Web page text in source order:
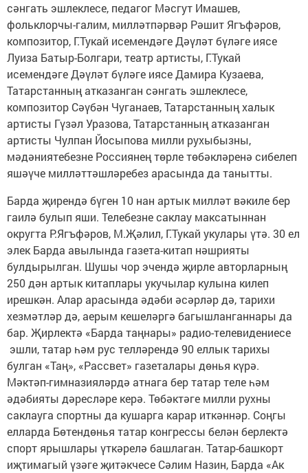
сәнгать эшлеклесе, педагог Мәсгут Имашев,
фольклорчы-галим, милләтпәрвәр Рәшит Ягъфәров,
композитор, Г.Тукай исемендәге Дәүләт бүләге иясе
Луиза Батыр-Болгари, театр артисты, Г.Тукай
исемендәге Дәүләт бүләге иясе Дамира Кузаева,
Татарстанның атказанган сәнгать эшлеклесе,
композитор Сәүбән Чуганаев, Татарстанның халык
артисты Гүзәл Уразова, Татарстанның атказанган
артисты Чулпан Йосыпова милли рухыбызны,
мәдәниятебезне Россиянең төрле төбәкләренә сибелеп
яшәүче милләттәшләребез арасында да танытты.
Барда җирендә бүген 10 нан артык милләт вәкиле бер
гаилә булып яши. Телебезне саклау максатыннан
округта Р.Ягъфәров, М.Җәлил, Г.Тукай укулары үтә. 30 ел
элек Барда авылында газета-китап нәшрияты
булдырылган. Шушы чор эчендә җирле авторларның
250 дән артык китаплары укучылар кулына килеп
ирешкән. Алар арасында әдәби әсәрләр дә, тарихи
хезмәтләр дә, аерым кешеләргә багышланганнары да
бар. Җирлектә «Барда таңнары» радио-телевидениесе
эшли, татар һәм рус телләрендә 90 еллык тарихы
булган «Таң», «Рассвет» газеталары дөнья күрә.
Мәктәп-гимназияләрдә атнага бер татар теле һәм
әдәбияты дәресләре керә. Төбәктәге милли рухны
саклауга спортны да кушарга карар иткәннәр. Соңгы
елларда Бөтендөнья татар конгрессы белән берлектә
спорт ярышлары үткәрелә башлаган. Татар-башкорт
иҗтимагый үзәге җитәкчесе Сәлим Назин, Барда «Ак